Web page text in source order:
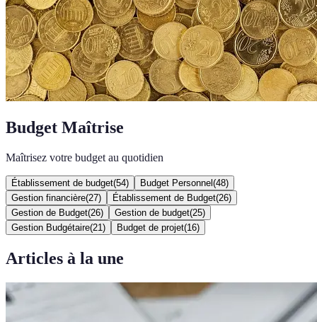
Budget Maîtrise
Maîtrisez votre budget au quotidien
Établissement de budget(54) Budget Personnel (48)
Gestion financière(27) Établissement de Budget(26)
Gestion de Budget(26) Gestion de budget(25)
Gestion Budgétaire(21 ) Budget de projet(16)
Articles à la une